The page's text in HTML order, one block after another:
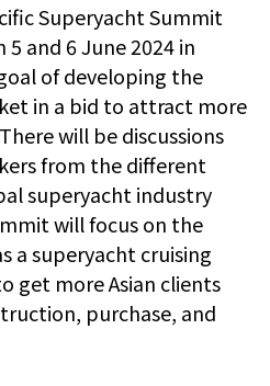
Superyacht Summit
and 6 June 2024 in
of developing the
in a bid to attract more
will be discussions
from the different
superyacht industry
will focus on the
a superyacht cruising
get more Asian clients
purchase, and